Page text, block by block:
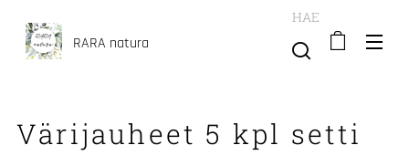
RARA natura
HAE
Värijauheet 5 kpl setti